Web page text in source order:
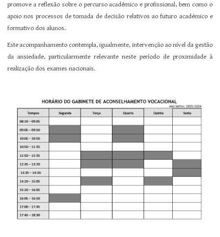
promove a reflexão sobre o percurso académico e profissional, bem como o
apoio nos processos de tomada de decisão relativos ao futuro académico e
formativo dos alunos.
Este acompanhamento contempla, igualmente, intervenção ao nível da gestão
da ansiedade, particularmente relevante neste período de proximidade à
realização dos exames nacionais.